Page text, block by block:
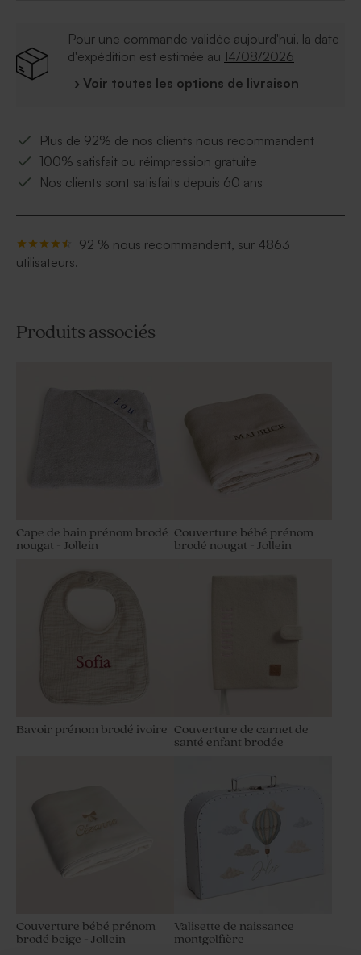
Pour une commande validée aujourd'hui, la date
d'expédition est estimée au 14/08/2026
› Voir toutes les options de livraison
Plus de 92% de nos clients nous recommandent
100% satisfait ou réimpression gratuite
Nos clients sont satisfaits depuis 60 ans
92 % nous recommandent, sur 4863
utilisateurs.
Produits associés
Cape de bain prénom brodé
nougat - Jollein
Couverture bébé prénom
brodé nougat - Jollein
Bavoir prénom brodé ivoire Couverture de carnet de
santé enfant brodée
Couverture bébé prénom
brodé beige - Jollein
Valisette de naissance
montgolfière